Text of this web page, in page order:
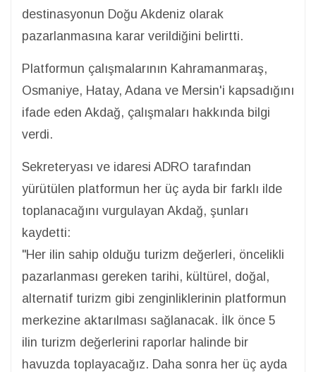
destinasyonun Doğu Akdeniz olarak
pazarlanmasına karar verildiğini belirtti.
Platformun çalışmalarının Kahramanmaraş,
Osmaniye, Hatay, Adana ve Mersin'i kapsadığını
ifade eden Akdağ, çalışmaları hakkında bilgi
verdi.
Sekreteryası ve idaresi ADRO tarafından
yürütülen platformun her üç ayda bir farklı ilde
toplanacağını vurgulayan Akdağ, şunları
kaydetti:
"Her ilin sahip olduğu turizm değerleri, öncelikli
pazarlanması gereken tarihi, kültürel, doğal,
alternatif turizm gibi zenginliklerinin platformun
merkezine aktarılması sağlanacak. İlk önce 5
ilin turizm değerlerini raporlar halinde bir
havuzda toplayacağız. Daha sonra her üç ayda